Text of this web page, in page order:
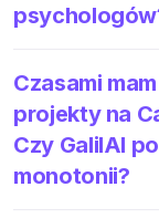
Czasami
projekty na
Czy GalilAI
monotonii?